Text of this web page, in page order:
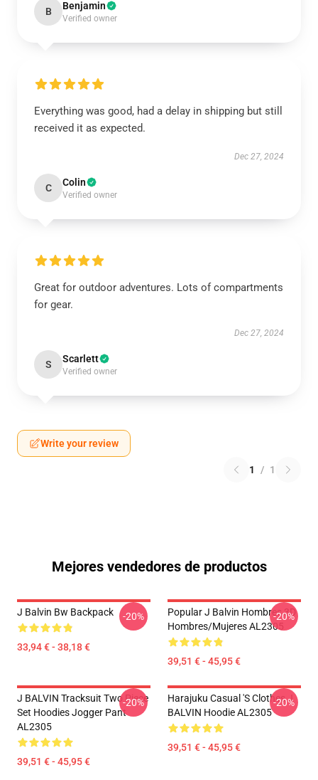
B Benjamin
Verified owner
Everything was good, had a delay in shipping but still
received it as expected.
Dec 27, 2024
C Colin
Verified owner
Great for outdoor adventures. Lots of compartments
for gear.
Dec 27, 2024
S Scarlett
Verified owner
Write your review
1 / 1
Mejores vendedores de productos
J Balvin Bw Backpack
33,94 € - 38,18 €
-20%
Popular J Balvin Hombres 3D
Hombres/mujeres AL2305
39,51 € - 45,95 €
-20%
J BALVIN Tracksuit Two Piece
Set Hoodies Jogger Pant
AL2305
39,51 € - 45,95 €
-20%
Harajuku Casual 's Clothes J
BALVIN Hoodie AL2305
39,51 € - 45,95 €
-20%